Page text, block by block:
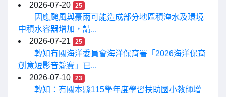
2026-07-20
25
因應颱風與豪雨可能造成部分地區積淹水及環境
中積水容器增加，請...
2026-07-21
25
轉知有關海洋委員會海洋保育署「2026海洋保育
創意短影音競賽」已...
2026-07-10
23
轉知：有關本縣115學年度學習扶助國小教師增